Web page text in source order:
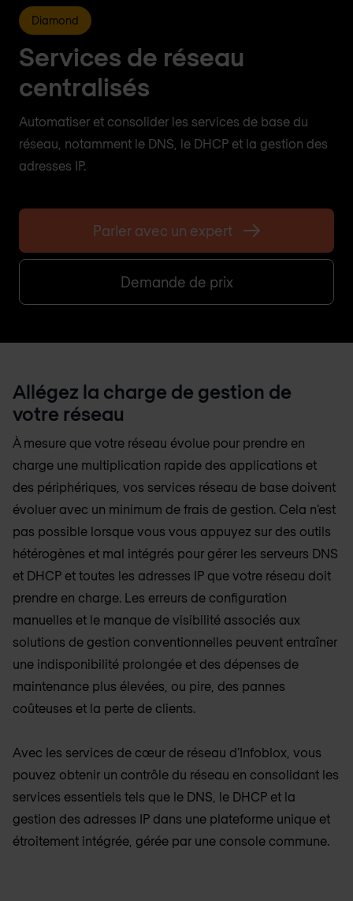
Diamond
Services de réseau
centralisés
Automatiser et consolider les services de base du
réseau, notamment le DNS, le DHCP et la gestion des
adresses IP.
Parler avec un expert
Demande de prix
Allégez la charge de gestion de
votre réseau
À mesure que votre réseau évolue pour prendre en
charge une multiplication rapide des applications et
des périphériques, vos services réseau de base doivent
évoluer avec un minimum de frais de gestion. Cela n'est
pas possible lorsque vous vous appuyez sur des outils
hétérogènes et mal intégrés pour gérer les serveurs DNS
et DHCP et toutes les adresses IP que votre réseau doit
prendre en charge. Les erreurs de configuration
manuelles et le manque de visibilité associés aux
solutions de gestion conventionnelles peuvent entraîner
une indisponibilité prolongée et des dépenses de
maintenance plus élevées, ou pire, des pannes
coûteuses et la perte de clients.
Avec les services de cœur de réseau d'Infoblox, vous
pouvez obtenir un contrôle du réseau en consolidant les
services essentiels tels que le DNS, le DHCP et la
gestion des adresses IP dans une plateforme unique et
étroitement intégrée, gérée par une console commune.